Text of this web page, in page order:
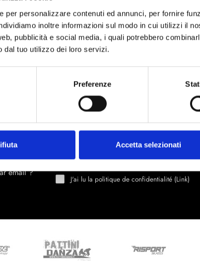
per personalizzare contenuti ed annunci, per fornire
inoltre informazioni sul modo in cui utilizzi il
pubblicità e social media, i quali potrebbero
dal tuo utilizzo dei loro servizi.
Preferenze
Accetta selezionati
le monde
email ?
J'ai lu la politique de confidentialité (Link)